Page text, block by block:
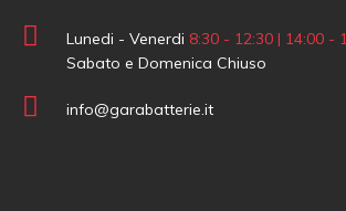
Lunedi - Venerdi 8:30 - 12:30 | 14:00 -
Sabato e Domenica Chiuso
info@garabatterie.it